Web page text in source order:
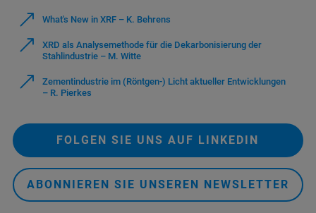
What's New in XRF – K. Behrens
XRD als Analysemethode für die Dekarbonisierung der
Stahlindustrie – M. Witte
Zementindustrie im (Röntgen-) Licht aktueller Entwicklungen
– R. Pierkes
FOLGEN SIE UNS AUF LINKEDIN
ABONNIEREN SIE UNSEREN NEWSLETTER